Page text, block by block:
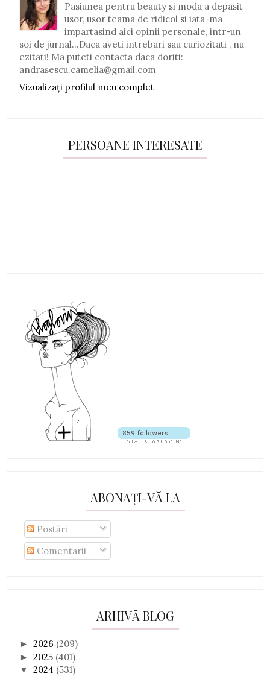
Pasiunea pentru beauty si moda a depasit
usor, usor teama de ridicol si iata-ma
impartasind aici opinii personale, intr-un
soi de jurnal...Daca aveti intrebari sau curiozitati , nu
ezitati! Ma puteti contacta daca doriti:
andrasescu.camelia@gmail.com
Vizualizați profilul meu complet
PERSOANE INTERESATE
ABONAȚI-VĂ LA
Postări
Comentarii
ARHIVĂ BLOG
►2026 (209)
►2025 (401)
▼2024 (531)